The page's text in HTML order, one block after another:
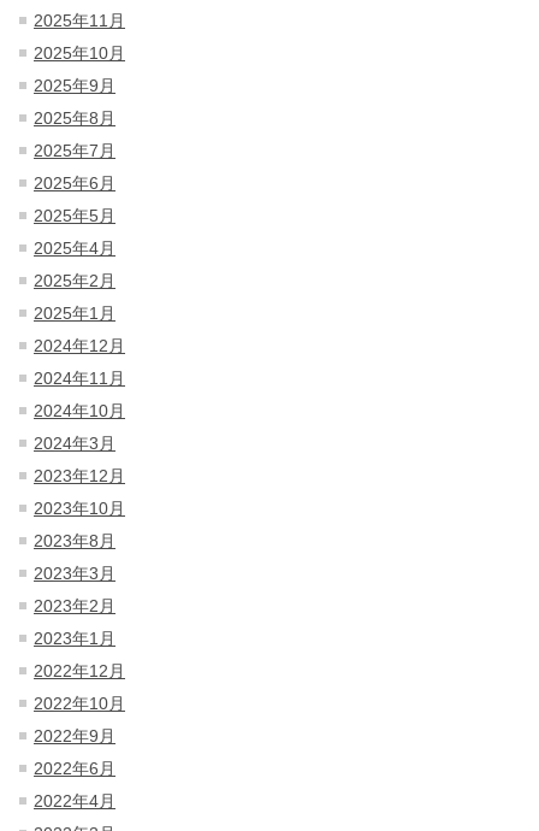
2025年11月
2025年10月
2025年9月
2025年8月
2025年7月
2025年6月
2025年5月
2025年4月
2025年2月
2025年1月
2024年12月
2024年11月
2024年10月
2024年3月
2023年12月
2023年10月
2023年8月
2023年3月
2023年2月
2023年1月
2022年12月
2022年10月
2022年9月
2022年6月
2022年4月